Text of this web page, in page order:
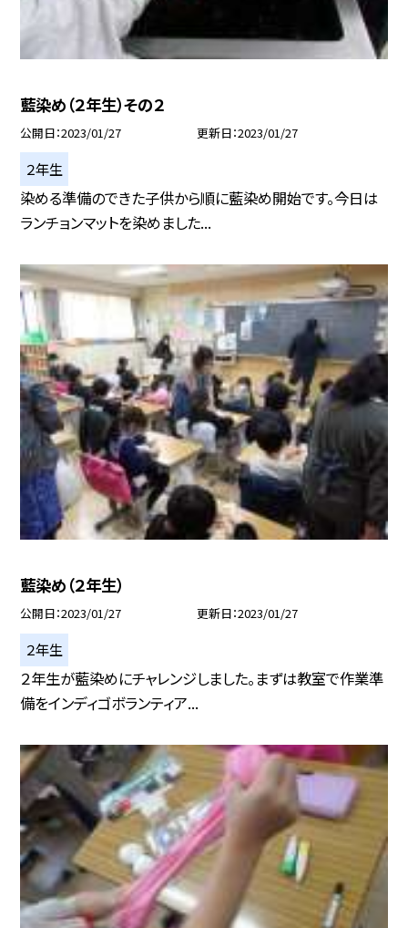
藍染め（２年生）その２
公開日 2023/01/27 更新日 2023/01/27
２年生
染める準備のできた子供から順に藍染め開始です。今日は
ランチョンマットを染めました...
藍染め（２年生）
公開日 2023/01/27 更新日 2023/01/27
２年生
２年生が藍染めにチャレンジしました。まずは教室で作業準
備をインディゴボランティア...